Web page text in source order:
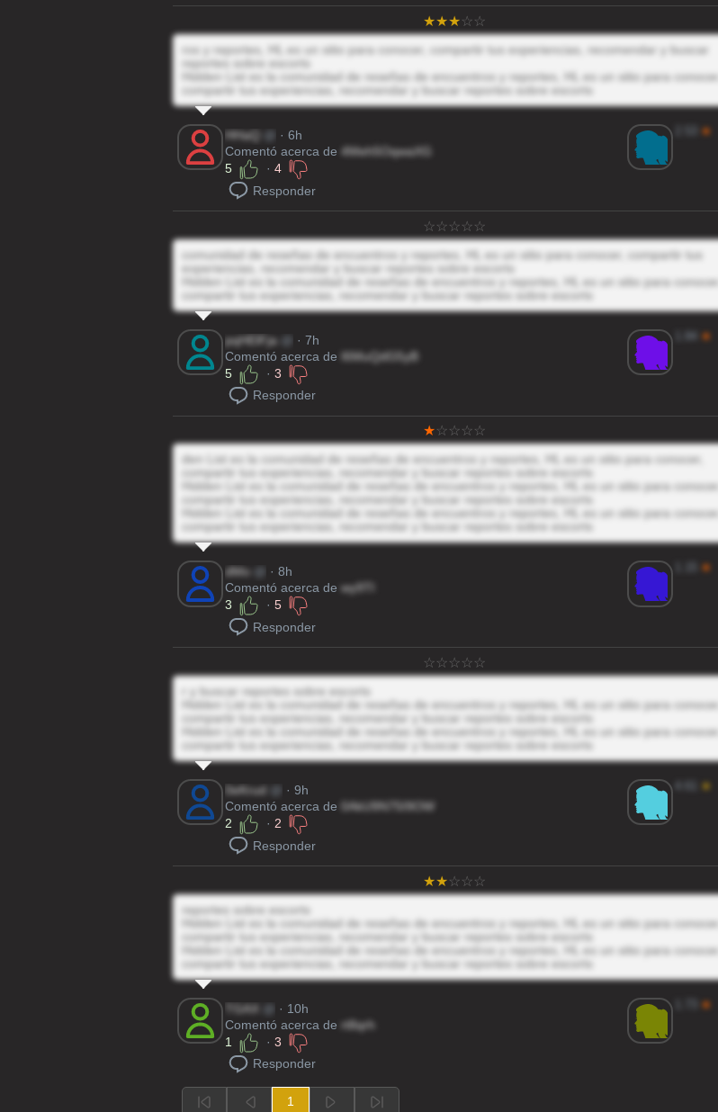
ros y reportes, HL es un sitio para conocer, compartir tus experiencias, recomendar y buscar
reportes sobre escorts
Hidden List es la comunidad de reseñas de encuentros y reportes, HL es un sitio para conocer,
compartir tus experiencias, recomendar y buscar reportes sobre escorts
HHaQ
· 6h
Comentó acerca de
4Meh5OqwaXG
5
· 4
Responder
★
comunidad de reseñas de encuentros y reportes, HL es un sitio para conocer, compartir tus
experiencias, recomendar y buscar reportes sobre escorts
Hidden List es la comunidad de reseñas de encuentros y reportes, HL es un sitio para conocer,
compartir tus experiencias, recomendar y buscar reportes sobre escorts
pqHElFja
· 7h
Comentó acerca de
I6MuQdG5yB
5
· 3
Responder
★
den List es la comunidad de reseñas de encuentros y reportes, HL es un sitio para conocer,
compartir tus experiencias, recomendar y buscar reportes sobre escorts
Hidden List es la comunidad de reseñas de encuentros y reportes, HL es un sitio para conocer,
compartir tus experiencias, recomendar y buscar reportes sobre escorts
Hidden List es la comunidad de reseñas de encuentros y reportes, HL es un sitio para conocer,
compartir tus experiencias, recomendar y buscar reportes sobre escorts
dMo
· 8h
Comentó acerca de wy9Tl
3
· 5
Responder
★
r y buscar reportes sobre escorts
Hidden List es la comunidad de reseñas de encuentros y reportes, HL es un sitio para conocer,
compartir tus experiencias, recomendar y buscar reportes sobre escorts
Hidden List es la comunidad de reseñas de encuentros y reportes, HL es un sitio para conocer,
compartir tus experiencias, recomendar y buscar reportes sobre escorts
0eKrud
· 9h
Comentó acerca de
0AkU9N75I9OW
2
· 2
Responder
★
reportes sobre escorts
Hidden List es la comunidad de reseñas de encuentros y reportes, HL es un sitio para conocer,
compartir tus experiencias, recomendar y buscar reportes sobre escorts
Hidden List es la comunidad de reseñas de encuentros y reportes, HL es un sitio para conocer,
compartir tus experiencias, recomendar y buscar reportes sobre escorts
TGAX
· 10h
Comentó acerca de rt8qrh
1
· 3
Responder
★
1